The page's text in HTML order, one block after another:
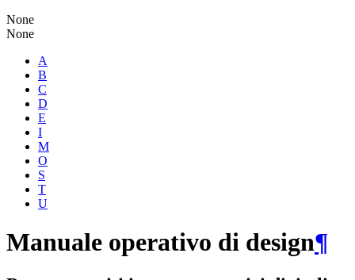
None
None
A
B
C
D
E
I
M
O
S
T
U
Manuale operativo di design¶